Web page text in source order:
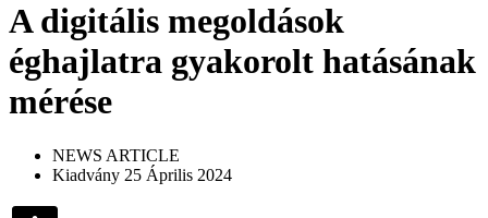
A digitális megoldások
éghajlatra gyakorolt hatásának
mérése
NEWS ARTICLE
Kiadvány 25 Április 2024